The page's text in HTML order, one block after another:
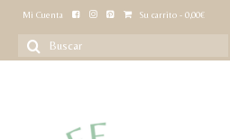
Mi Cuenta Su carrito - 0,00€
Buscar
por: